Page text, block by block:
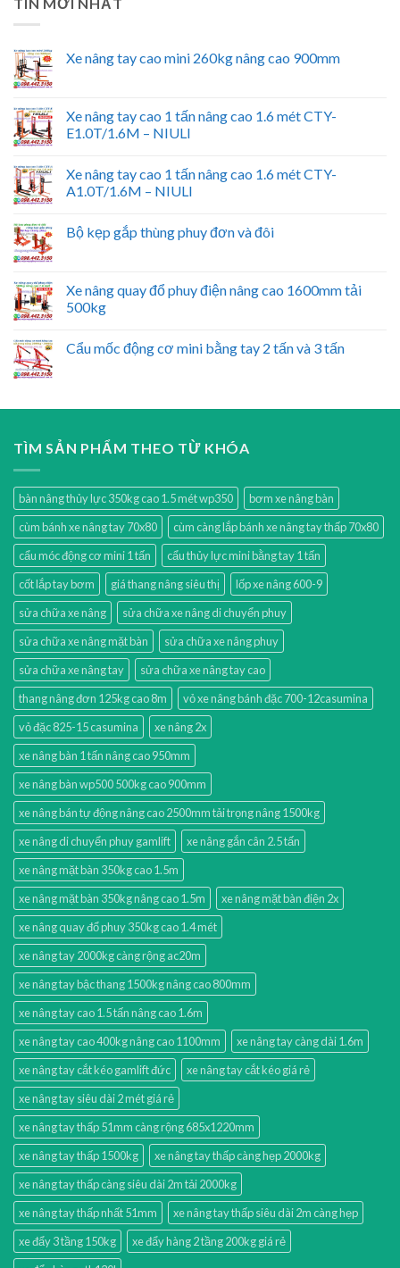
Xe nâng tay cao mini 260kg nâng cao 900mm
Xe nâng tay cao 1 tấn nâng cao 1.6 mét CTY-
E1.0T/1.6M – NIULI
Xe nâng tay cao 1 tấn nâng cao 1.6 mét CTY-
A1.0T/1.6M – NIULI
Bộ kẹp gắp thùng phuy đơn và đôi
Xe nâng quay đổ phuy điện nâng cao 1600mm tải
500kg
Cẩu mốc động cơ mini bằng tay 2 tấn và 3 tấn
TÌM SẢN PHẨM THEO TỪ KHÓA
bàn nâng thủy lực 350kg cao 1.5 mét wp350
bơm xe nâng bàn
cùm bánh xe nâng tay 70x80
cùm càng lắp bánh xe nâng tay thấp 70x80
cẩu móc động cơ mini 1 tấn
cẩu thủy lực mini bằng tay 1 tấn
cốt lắp tay bơm
giá thang nâng siêu thị
lốp xe nâng 600-9
sửa chữa xe nâng
sửa chữa xe nâng di chuyển phuy
sửa chữa xe nâng mặt bàn
sửa chữa xe nâng phuy
sửa chữa xe nâng tay
sửa chữa xe nâng tay cao
thang nâng đơn 125kg cao 8m
vỏ xe nâng bánh đặc 700-12casumina
vỏ đặc 825-15 casumina
xe nâng 2x
xe nâng bàn 1 tấn nâng cao 950mm
xe nâng bàn wp500 500kg cao 900mm
xe nâng bán tự động nâng cao 2500mm tải trọng nâng 1500kg
xe nâng di chuyển phuy gamlift
xe nâng gắn cân 2.5 tấn
xe nâng mặt bàn 350kg cao 1.5m
xe nâng mặt bàn 350kg nâng cao 1.5m
xe nâng mặt bàn điện 2x
xe nâng quay đổ phuy 350kg cao 1.4 mét
xe nâng tay 2000kg càng rộng ac20m
xe nâng tay bậc thang 1500kg nâng cao 800mm
xe nâng tay cao 1.5 tấn nâng cao 1.6m
xe nâng tay cao 400kg nâng cao 1100mm
xe nâng tay càng dài 1.6m
xe nâng tay cắt kéo gamlift đức
xe nâng tay cắt kéo giá rẻ
xe nâng tay siêu dài 2 mét giá rẻ
xe nâng tay thấp 51mm càng rộng 685x1220mm
xe nâng tay thấp 1500kg
xe nâng tay thấp càng hẹp 2000kg
xe nâng tay thấp càng siêu dài 2m tải 2000kg
xe nâng tay thấp nhất 51mm
xe nâng tay thấp siêu dài 2m càng hẹp
xe đẩy 3 tầng 150kg
xe đẩy hàng 2 tầng 200kg giá rẻ